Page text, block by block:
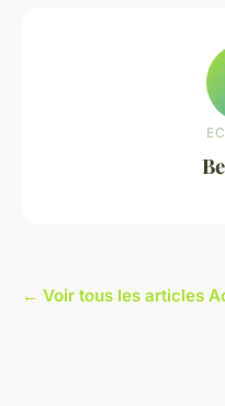
← Voir tous les articles